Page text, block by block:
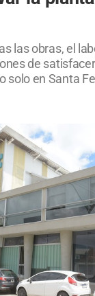
las obras, el
de
solo en Santa